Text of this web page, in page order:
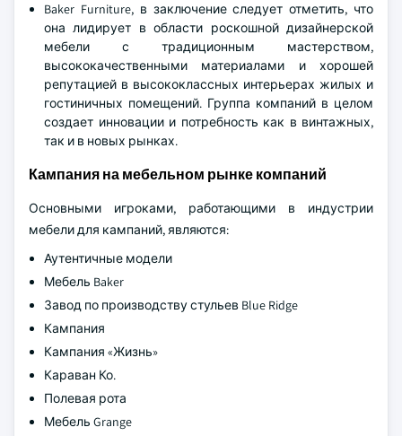
Baker Furniture, в заключение следует отметить, что
она лидирует в области роскошной дизайнерской
мебели с традиционным мастерством,
высококачественными материалами и хорошей
репутацией в высококлассных интерьерах жилых и
гостиничных помещений. Группа компаний в целом
создает инновации и потребность как в винтажных,
так и в новых рынках.
Кампания на мебельном рынке компаний
Основными игроками, работающими в индустрии
мебели для кампаний, являются:
Аутентичные модели
Мебель Baker
Завод по производству стульев Blue Ridge
Кампания
Кампания «Жизнь»
Караван Ко.
Полевая рота
Мебель Grange